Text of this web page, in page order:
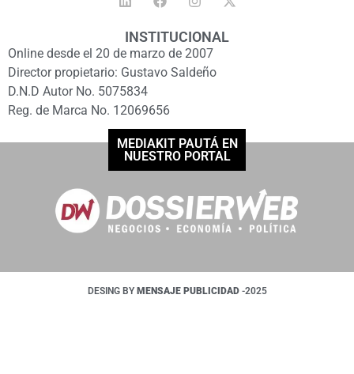
INSTITUCIONAL
Online desde el 20 de marzo de 2007
Director propietario: Gustavo Saldeño
D.N.D Autor No. 5075834
Reg. de Marca No. 12069656
MEDIAKIT PAUTÁ EN
NUESTRO PORTAL
DESING BY MENSAJE PUBLICIDAD -2025